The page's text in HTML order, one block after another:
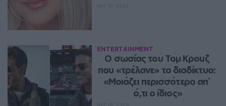
ENTERTAINMENT
Ο σωσίας του Τομ Κρουζ
που «τρέλανε» το διαδίκτυο:
«Μοιάζει περισσότερο απ`
ό,τι ο ίδιος»